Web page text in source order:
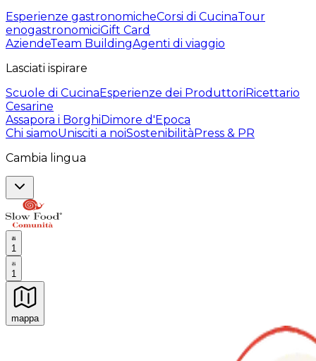
Esperienze gastronomicheCorsi di CucinaTour
enogastronomiciGift Card
AziendeTeam BuildingAgenti di viaggio
Lasciati ispirare
Scuole di CucinaEsperienze dei ProduttoriRicettario
Cesarine
Assapora i BorghiDimore d'Epoca
Chi siamoUnisciti a noiSostenibilitàPress & PR
Cambia lingua
1
1
mappa
Esperienze culinarie indimenticabili: Esperienze